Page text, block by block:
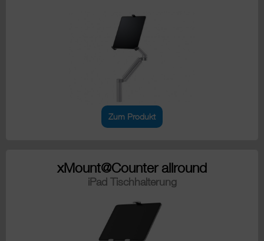
Zum Produkt
xMount@Counter allround
iPad Tischhalterung